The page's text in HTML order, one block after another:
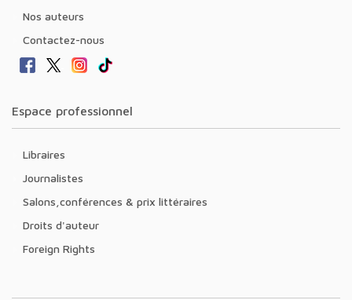
Nos auteurs
Contactez-nous
Espace professionnel
Libraires
Journalistes
Salons,conférences & prix littéraires
Droits d'auteur
Foreign Rights